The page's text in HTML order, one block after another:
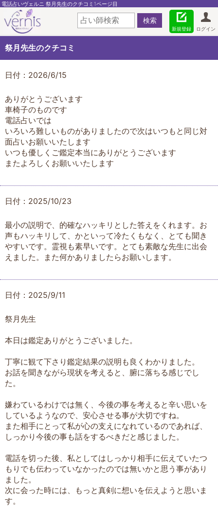
電話占いヴェルニ 祭月先生のクチコミ1ページ目
ログイン
新規登録
祭月先生のクチコミ
日付：2026/6/15
ありがとうございます
車椅子のものです
電話占いでは
いろいろ難しいものがありましたので次はいつもと同じ対
面占いお願いいたします
いつも優しくご鑑定本当にありがとうございます
またよろしくお願いいたします
日付：2025/10/23
最小の説明で、的確なハッキリとした答えをくれます。お
声もハッキリして、かといって冷たくもなく、とても聞き
やすいです。霊視も素早いです。とても素敵な先生に出会
えました。また何かありましたらお願いします。
日付：2025/9/11
祭月先生
本日は鑑定ありがとうございました。
丁寧に観て下さり鑑定結果の説明も良くわかりました。
お話を聞きながら現状を考えると、腑に落ちる感じでし
た。
嫌わているわけでは無く、今後の事を考えると辛い思いを
しているようなので、安心させる事が大切ですね。
また相手にとって私が心の支えになれているのであれば、
しっかり今後の事も話をするべきだと感じました。
電話を切った後、私としてはしっかり相手に伝えていたつ
もりでも伝わっていなかったのでは無いかと思う事があり
ました。
次に会った時には、もっと真剣に想いを伝えようと思いま
す。